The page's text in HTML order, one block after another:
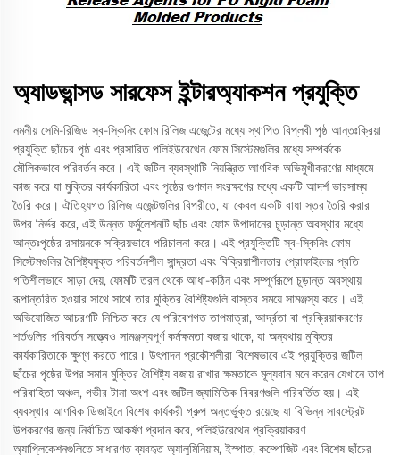
অ্যাডভান্সড সারফেস ইন্টারঅ্যাকশন প্রযুক্তি
নমনীয় সেমি-রিজিড স্ব-স্কিনিং ফোম রিলিজ এজেন্টের মধ্যে স্থাপিত বিপ্লবী পৃষ্ঠ আন্তঃক্রিয়া
প্রযুক্তি ছাঁচের পৃষ্ঠ এবং প্রসারিত পলিইউরেথেন ফোম সিস্টেমগুলির মধ্যে সম্পর্ককে
মৌলিকভাবে পরিবর্তন করে। এই জটিল ব্যবস্থাটি নিয়ন্ত্রিত আণবিক অভিমুখীকরণের মাধ্যমে
কাজ করে যা মুক্তির কার্যকারিতা এবং পৃষ্ঠের গুণমান সংরক্ষণের মধ্যে একটি আদর্শ ভারসাম্য
তৈরি করে। ঐতিহ্যগত রিলিজ এজেন্টগুলির বিপরীতে, যা কেবল একটি বাধা স্তর তৈরি করার
উপর নির্ভর করে, এই উন্নত ফর্মুলেশনটি ছাঁচ এবং ফোম উপাদানের চূড়ান্ত অবস্থার মধ্যে
আন্তঃপৃষ্ঠের রসায়নকে সক্রিয়ভাবে পরিচালনা করে। এই প্রযুক্তিটি স্ব-স্কিনিং ফোম
সিস্টেমগুলির বৈশিষ্ট্যযুক্ত পরিবর্তনশীল সান্দ্রতা এবং বিক্রিয়াশীলতার প্রোফাইলের প্রতি
গতিশীলভাবে সাড়া দেয়, ফোমটি তরল থেকে আধা-কঠিন এবং সম্পূর্ণরূপে চূড়ান্ত অবস্থায়
রূপান্তরিত হওয়ার সাথে সাথে তার মুক্তির বৈশিষ্ট্যগুলি বাস্তব সময়ে সামঞ্জস্য করে। এই
অভিযোজিত আচরণটি নিশ্চিত করে যে পরিবেশগত তাপমাত্রা, আর্দ্রতা বা প্রক্রিয়াকরণের
শর্তগুলির পরিবর্তন সত্ত্বেও সামঞ্জস্যপূর্ণ কর্মক্ষমতা বজায় থাকে, যা অন্যথায় মুক্তির
কার্যকারিতাকে ক্ষুণ্ণ করতে পারে। উৎপাদন প্রকৌশলীরা বিশেষভাবে এই প্রযুক্তির জটিল
ছাঁচের পৃষ্ঠের উপর সমান মুক্তির বৈশিষ্ট্য বজায় রাখার ক্ষমতাকে মূল্যবান মনে করেন যেখানে তাপ
পরিবাহিতা অঞ্চল, গভীর টানা অংশ এবং জটিল জ্যামিতিক বিবরণগুলি পরিবর্তিত হয়। এই
ব্যবস্থার আণবিক ডিজাইনে বিশেষ কার্যকরী গ্রুপ অন্তর্ভুক্ত রয়েছে যা বিভিন্ন সাবস্ট্রেট
উপকরণের জন্য নির্বাচিত আকর্ষণ প্রদান করে, পলিইউরেথেন প্রক্রিয়াকরণ
অ্যাপ্লিকেশনগুলিতে সাধারণত ব্যবহৃত অ্যালুমিনিয়াম, ইস্পাত, কম্পোজিট এবং বিশেষ ছাঁচের